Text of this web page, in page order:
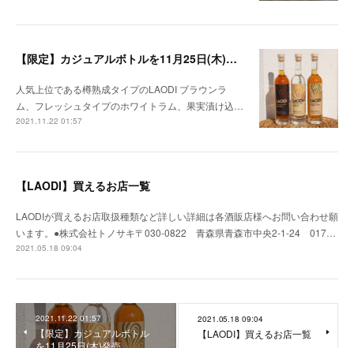
【限定】カジュアルボトルを11月25日(木)発売
人気上位である樽熟成タイプのLAODI ブラウンラ
ム、フレッシュタイプのホワイトラム、果実漬け込…
2021.11.22 01:57
【LAODI】買えるお店一覧
LAODIが買えるお店取扱種類など詳しい詳細は各酒販店様へお問い合わせ願
います。●株式会社トノサキ〒030-0822 青森県青森市中央2-1-24 017…
2021.05.18 09:04
2021.11.22 01:57
【限定】カジュアルボトル
を11月25日(木)発売
2021.05.18 09:04
【LAODI】買えるお店一覧